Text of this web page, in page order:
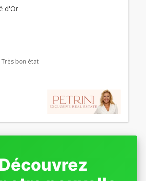
d'Or
Très bon état